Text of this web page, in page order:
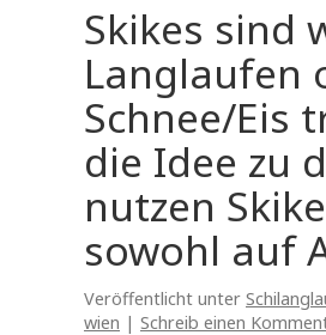
Skikes sind
Langlaufen
Schnee/Eis
die Idee zu
nutzen
sowohl auf
Veröffentlicht unter
wien | Schreib einen